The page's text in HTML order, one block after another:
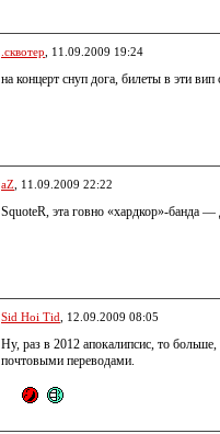
.сквотер , 11.09.2009 19:24
на концерт снуп дога, билеты в эти
aZ , 11.09.2009 22:22
SquoteR, эта говно «хардкор»-банда —
Sid Hoi Tid , 12.09.2009 08:05
Ну, раз в 2012 апокалипсис, то
почтовыми переводами.